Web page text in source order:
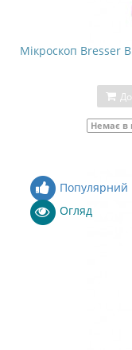
Мікроскоп Bresser
Немає в
Популярний
Огляд